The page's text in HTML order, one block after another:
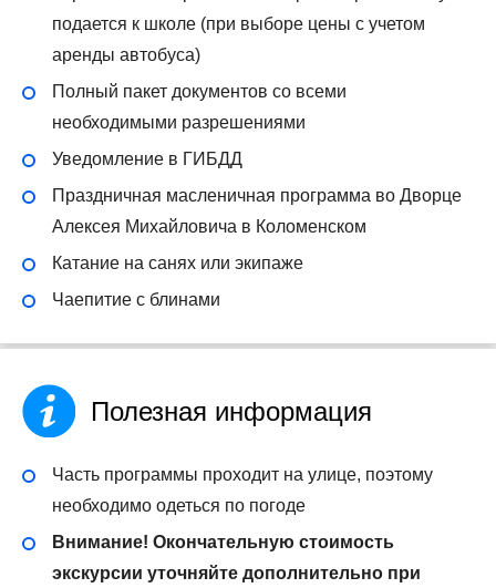
подается к школе (при выборе цены с учетом
аренды автобуса)
Полный пакет документов со всеми
необходимыми разрешениями
Уведомление в ГИБДД
Праздничная масленичная программа во Дворце
Алексея Михайловича в Коломенском
Катание на санях или экипаже
Чаепитие с блинами
Полезная информация
Часть программы проходит на улице, поэтому
необходимо одеться по погоде
Внимание! Окончательную стоимость
экскурсии уточняйте дополнительно при